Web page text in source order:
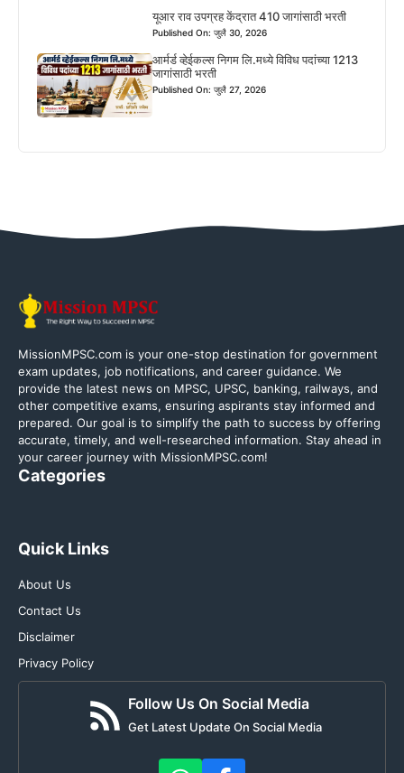
यूआर राव उपग्रह केंद्रात 410 जागांसाठी भरती
Published On: जुलै 30, 2026
आर्मर्ड व्हेईकल्स निगम लि.मध्ये विविध पदांच्या 1213
जागांसाठी भरती
Published On: जुलै 27, 2026
MissionMPSC.com is your one-stop destination for government
exam updates, job notifications, and career guidance. We
provide the latest news on MPSC, UPSC, banking, railways, and
other competitive exams, ensuring aspirants stay informed and
prepared. Our goal is to simplify the path to success by offering
accurate, timely, and well-researched information. Stay ahead in
your career journey with MissionMPSC.com!
Categories
Quick Links
About Us
Contact Us
Disclaimer
Privacy Policy
Follow Us On Social Media
Get Latest Update On Social Media